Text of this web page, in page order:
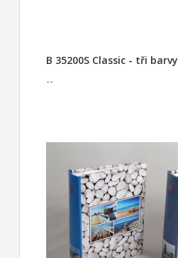
B 35200S Classic - tři barvy
--